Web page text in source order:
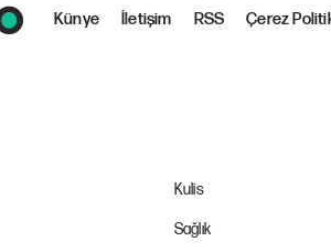
Künye İletişim RSS Çerez
Kulis
Sağlık